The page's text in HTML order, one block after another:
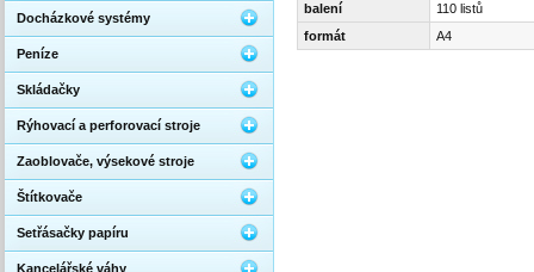
balení
110 listů
formát
A4
Docházkové systémy
Peníze
Skládačky
Rýhovací a perforovací stroje
Zaoblovače, výsekové stroje
Štítkovače
Setřásačky papíru
Kancelářské váhy